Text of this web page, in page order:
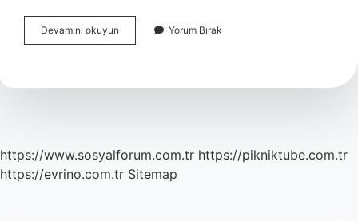
Devamını okuyun
Kırığı
Alçıda
Yorum Bırak
https://www.sosyalforum.com.tr https://pikniktube.com.tr
https://evrino.com.tr Sitemap